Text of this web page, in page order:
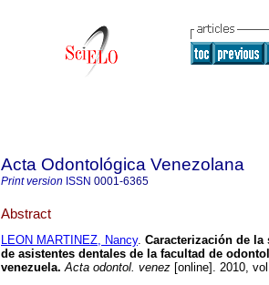
Acta Odontológica Venezolana
Print version ISSN 0001-6365
Abstract
LEON MARTINEZ, Nancy. Caracterización de la
de asistentes dentales de la facultad de
venezuela. Acta odontol. venez [online]. 2010,